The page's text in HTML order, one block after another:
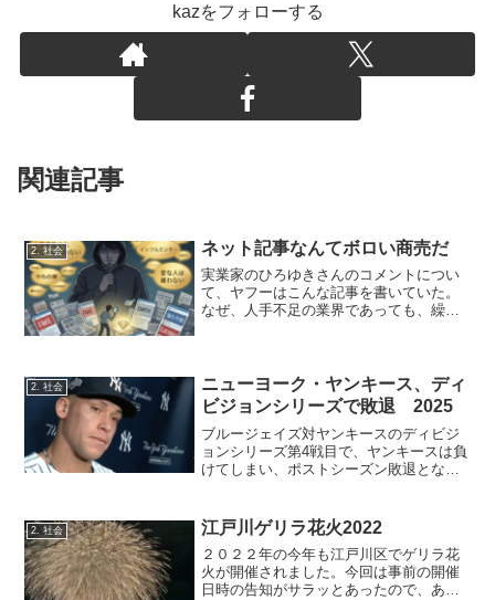
kazをフォローする
関連記事
2. 社会 ネット記事なんてボロい商売だ
実業家のひろゆきさんのコメントについ
て、ヤフーはこんな記事を書いていた。
なぜ、人手不足の業界であっても、繰り
経営者は「ヤバい人物」や...
2. 社会
ニューヨーク・ヤンキース、ディ
ビジョンシリーズで敗退 2025
ブルージェイズ対ヤンキースのディビジ
ョンシリーズ第4戦目で、ヤンキースは負
けてしまい、ポストシーズン敗退となっ
と思われたが、今日の試合では貧打とな
り、広がった点差を最後...
2. 社会 江戸川ゲリラ花火2022
２０２２年の今年も江戸川区でゲリラ花
火が開催されました。今回は事前の開催
日時の告知がサラッとあったので、あら